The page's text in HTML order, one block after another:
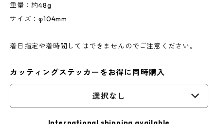
重量：約48g
サイズ：φ104mm
着日指定や着時間してはできませんのでご注意ください。
カッティングステッカーをお得に同時購入
選択なし